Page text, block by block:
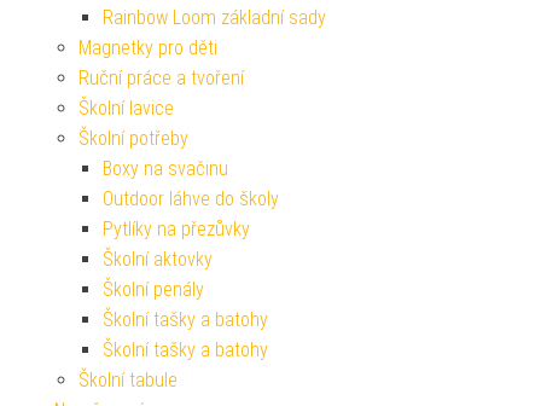
Rainbow Loom základní sady
Magnetky pro děti
Ruční práce a tvoření
Školní lavice
Školní potřeby
Boxy na svačinu
Outdoor láhve do školy
Pytlíky na přezůvky
Školní aktovky
Školní penály
Školní tašky a batohy
Školní tašky a batohy
Školní tabule